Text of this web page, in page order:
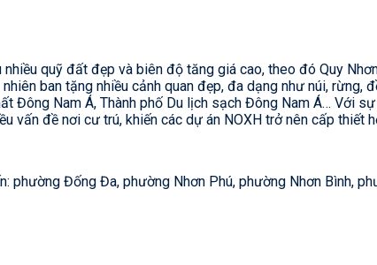
quỹ đất đẹp và biên độ tăng giá cao, theo đó Quy
ban tặng nhiều cảnh quan đẹp, đa dạng như núi, rừng,
Nam Á, Thành phố Du lịch sạch Đông Nam Á… Với sự
vấn đề nơi cư trú, khiến các dự án NOXH trở nên cấp thiết
Đống Đa, phường Nhơn Phú, phường Nhơn Bình,